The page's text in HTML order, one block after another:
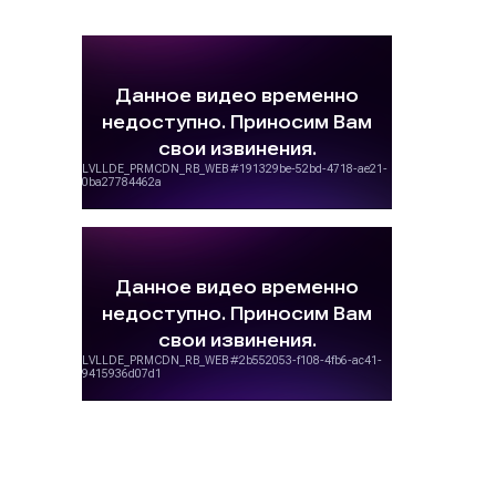
рейтинг радиостанции: чем популярнее
радиостанция, тем дороже стоит ее эфирное
хронометраж
рекламного ролика
длиннее рекламный ролик, тем дороже
обходится реклама на радио;
период размещения рекламы на радио – 1
день. Период рекламной кампании может
быть неограниченным, но при этом нужно
будет затратить значительные средства;